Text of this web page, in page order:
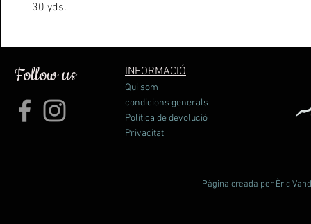
30 yds.
Follow us INFORMACIÓ
Qui som
condicions generals
Política de devolució
Privacitat
Pàgina creada per Èric